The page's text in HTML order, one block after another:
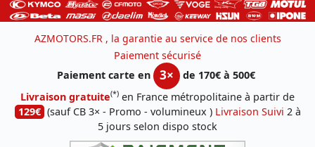
AZMOTORS.FR , la garantie au service de nos clients
Paiement sécurisé
Paiement carte en
3×
de 170€ à 500€
Livraison gratuite(*) en France métropolitaine à partir de
129€ (sauf CB 3× - Promo - volumineux ) Livraison Suivi 2 à
5 jours selon dispo stock